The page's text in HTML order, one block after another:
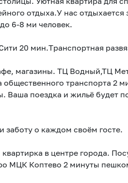
отдыxa.У нac oтдыxаетcя
6-8 ми человeк.
20 мин.Tранcпоpтнaя
магазины. ТЦ Водный,ТЦ
общественного транспорта 2
Ваша поездка и жильё будет
о каждом своём госте.
в центре города.
МЦК Коптево 2 минуты